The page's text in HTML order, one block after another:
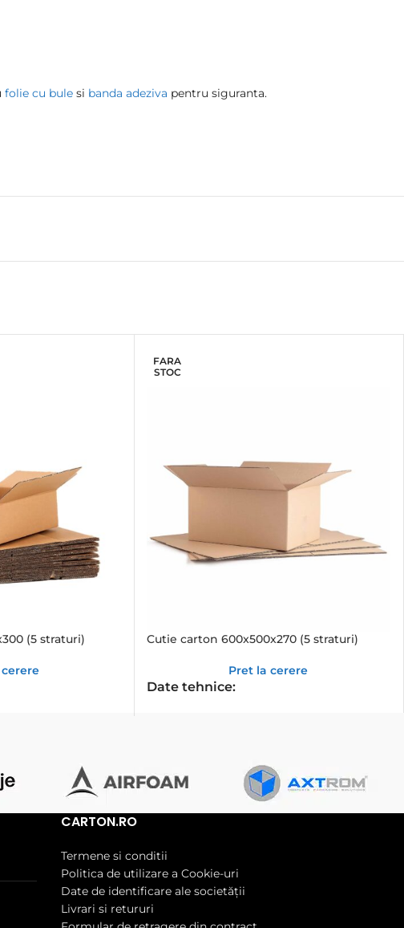
folie cu bule si banda adeziva pentru siguranta.
(5 straturi)
FARA
STOC
Cutie carton 600x500x270 (5 straturi)
Pret la cerere
Date tehnice:
CARTON.RO
Termene si conditii
Politica de utilizare a Cookie-uri
Date de identificare ale societății
Livrari si retururi